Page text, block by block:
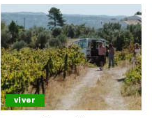
viver